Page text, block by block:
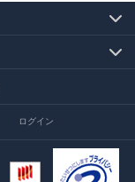
ログイン